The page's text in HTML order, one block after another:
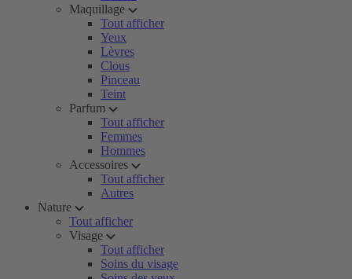
Maquillage
Tout afficher
Yeux
Lèvres
Clous
Pinceau
Teint
Parfum
Tout afficher
Femmes
Hommes
Accessoires
Tout afficher
Autres
Nature
Tout afficher
Visage
Tout afficher
Soins du visage